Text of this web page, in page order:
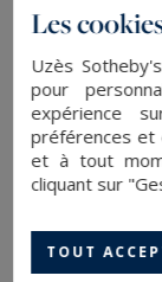
Second
Les
Uzès
pour
expérience
préférences et
et à tout
cliquant sur
TOUT